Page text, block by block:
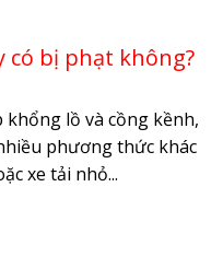
có bị phạt không?
lồ và cồng kềnh,
phương thức khác
xe tải nhỏ...